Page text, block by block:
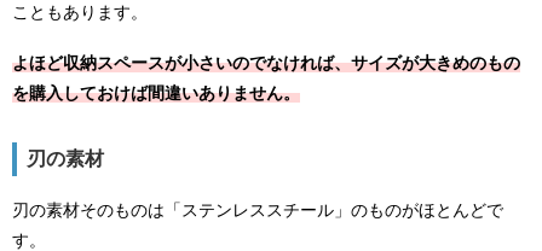
こともあります。
よほど収納スペースが小さいのでなければ、サイズが大きめのもの
を購入しておけば間違いありません。
刃の素材
刃の素材そのものは「ステンレススチール」のものがほとんどで
す。